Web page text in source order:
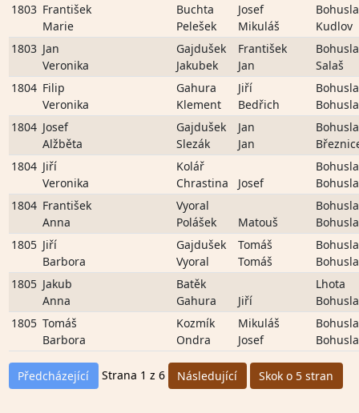
1803 František
Marie
Buchta
Pelešek
Josef
Mikuláš
Kudlov
1803 Jan
Veronika
Gajdušek
Jakubek
František
Jan
Salaš
1804 Filip
Veronika
Gahura
Klement
Jiří
Bedřich
1804 Josef
Alžběta
Gajdušek
Slezák
Jan
Jan
1804 Jiří
Veronika
Kolář
Chrastina
Josef
1804 František
Anna
Vyoral
Polášek
Matouš
1805 Jiří
Barbora
Gajdušek
Vyoral
Tomáš
Tomáš
1805 Jakub
Anna
Batěk
Gahura
Jiří
Lhota
1805 Tomáš
Barbora
Kozmík
Ondra
Mikuláš
Josef
Předcházející Strana 1 z 6 Následující Skok o 5 stran